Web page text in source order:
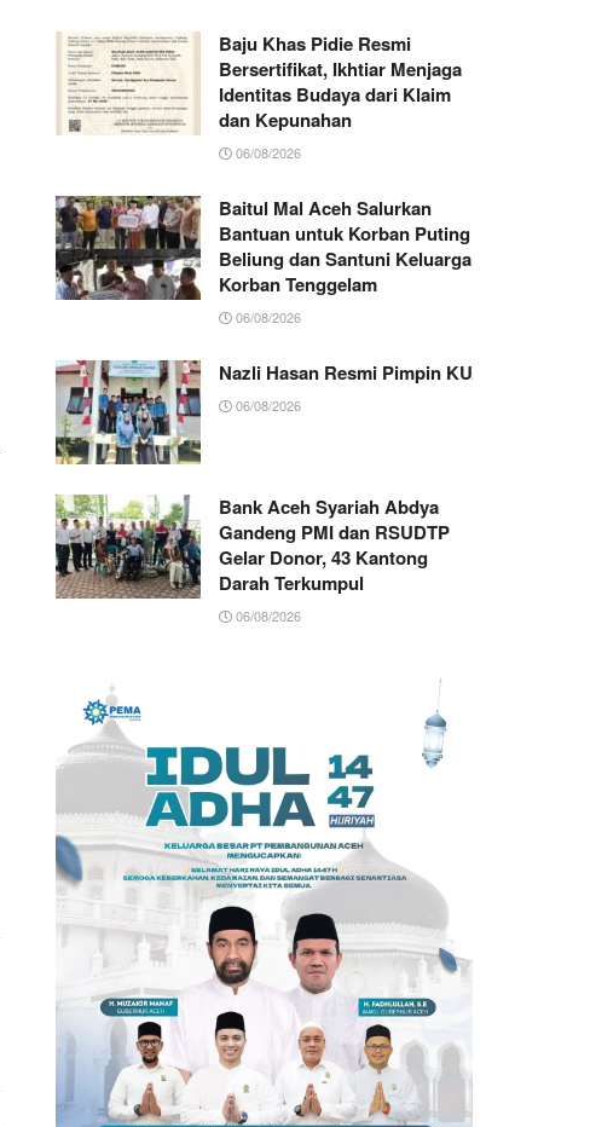
Baju Khas Pidie Resmi
Bersertifikat, Ikhtiar Menjaga
Identitas Budaya dari Klaim
dan Kepunahan
06/08/2026
Baitul Mal Aceh Salurkan
Bantuan untuk Korban Puting
Beliung dan Santuni Keluarga
Korban Tenggelam
06/08/2026
Nazli Hasan Resmi Pimpin KUA Jeumpa,
06/08/2026
Bank Aceh Syariah Abdya
Gandeng PMI dan RSUDTP
Gelar Donor, 43 Kantong
Darah Terkumpul
06/08/2026